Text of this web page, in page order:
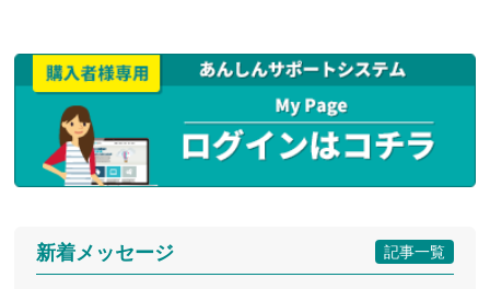
記事一覧
新着メッセージ